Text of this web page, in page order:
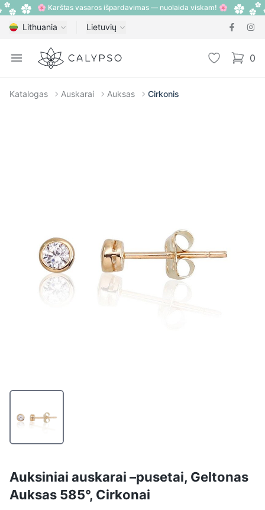
🌸 Karštas vasaros išpardavimas — nuolaida viskam! 🌸
Lithuania Lietuvių
Open menu
Calypso 0
items
Katalogas Auskarai Auksas Cirkonis
Auksiniai auskarai –pusetai, Geltonas
Auksas 585°, Cirkonai